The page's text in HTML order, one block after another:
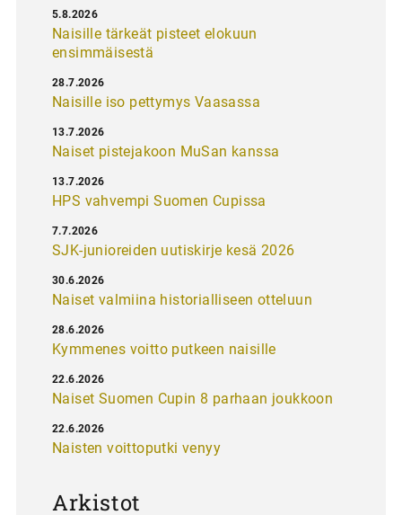
Naisille tärkeät pisteet elokuun
ensimmäisestä
5.8.2026
Naisille iso pettymys Vaasassa
28.7.2026
Naiset pistejakoon MuSan kanssa
13.7.2026
HPS vahvempi Suomen Cupissa
13.7.2026
SJK-junioreiden uutiskirje kesä 2026
7.7.2026
Naiset valmiina historialliseen otteluun
30.6.2026
Kymmenes voitto putkeen naisille
28.6.2026
Naiset Suomen Cupin 8 parhaan joukkoon
22.6.2026
Naisten voittoputki venyy
22.6.2026
Arkistot